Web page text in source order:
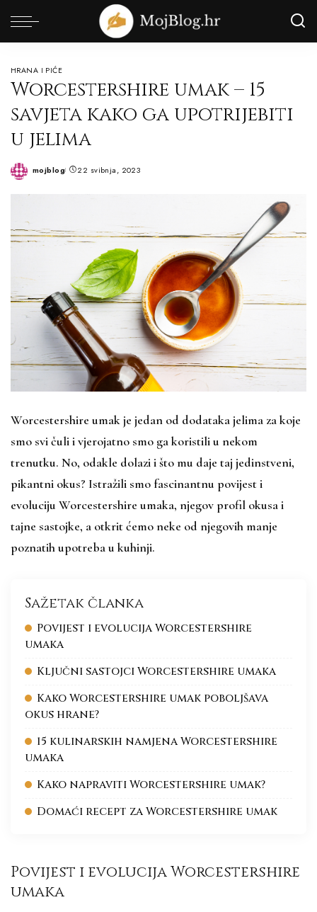
HRANA I PIĆE
Worcestershire umak – 15
savjeta kako ga upotrijebiti
u jelima
Posted
mojblog 22 svibnja, 2023
Worcestershire umak je jedan od dodataka jelima za koje
smo svi čuli i vjerojatno smo ga koristili u nekom
trenutku. No, odakle dolazi i što mu daje taj jedinstveni,
pikantni okus? Istražili smo fascinantnu povijest i
evoluciju Worcestershire umaka, njegov profil okusa i
tajne sastojke, a otkrit ćemo neke od njegovih manje
poznatih upotreba u kuhinji.
Sažetak članka
Povijest i evolucija Worcestershire
umaka
Ključni sastojci Worcestershire umaka
Kako Worcestershire umak poboljšava
okus hrane?
15 kulinarskih namjena Worcestershire
umaka
Kako napraviti Worcestershire umak?
Domaći recept za Worcestershire umak
Povijest i evolucija Worcestershire
umaka